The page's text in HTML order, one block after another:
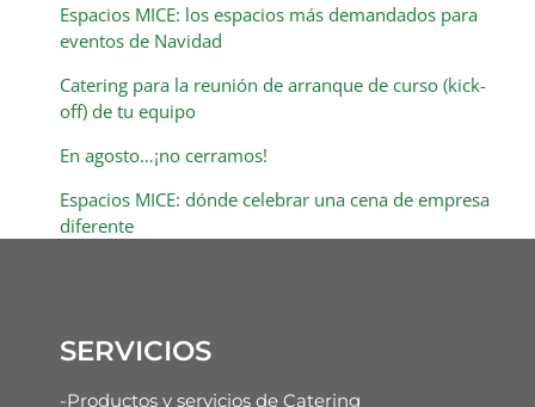
Espacios MICE: los espacios más demandados para
eventos de Navidad
Catering para la reunión de arranque de curso (kick-
off) de tu equipo
En agosto…¡no cerramos!
Espacios MICE: dónde celebrar una cena de empresa
diferente
SERVICIOS
-Productos y servicios de Catering